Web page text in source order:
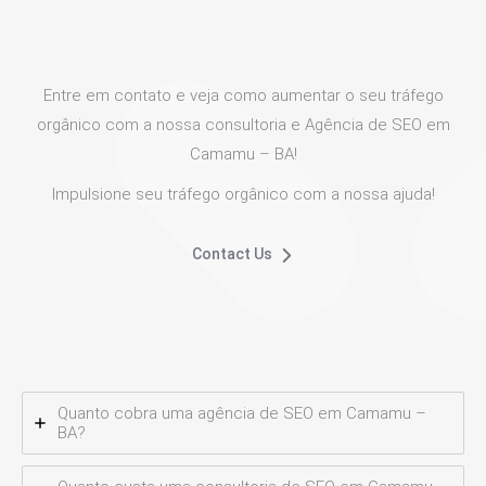
Entre em contato e veja como aumentar o seu tráfego
orgânico com a nossa consultoria e Agência de SEO em
Camamu – BA!
Impulsione seu tráfego orgânico com a nossa ajuda!
Contact Us
Quanto cobra uma agência de SEO em Camamu –
BA?